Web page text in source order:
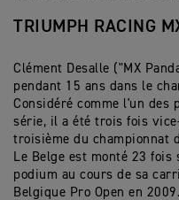
TRIUMPH RACING
Clément Desalle ("MX
pendant 15 ans dans le
Considéré comme l'un des
série, il a été trois fois
troisième du championnat
Le Belge est monté 23
podium au cours de sa
Belgique Pro Open en